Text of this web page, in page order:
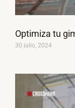
Optimiza tu
30 julio, 2024